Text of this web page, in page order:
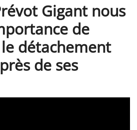
Gigant nous
de
détachement
de ses